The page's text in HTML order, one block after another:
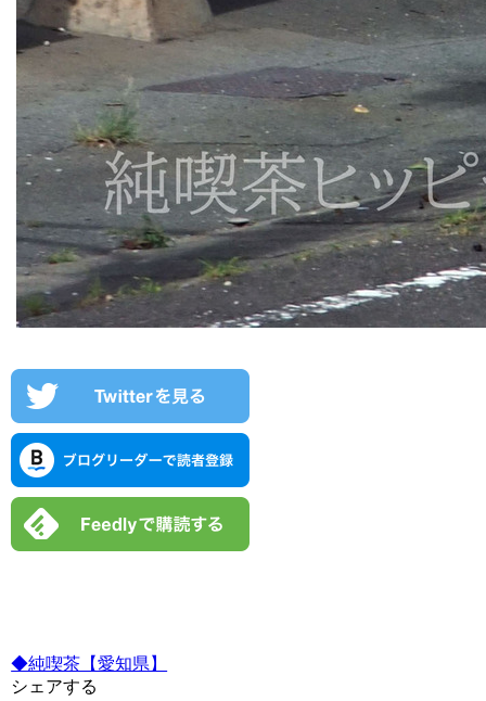
◆純喫茶【愛知県】
シェアする